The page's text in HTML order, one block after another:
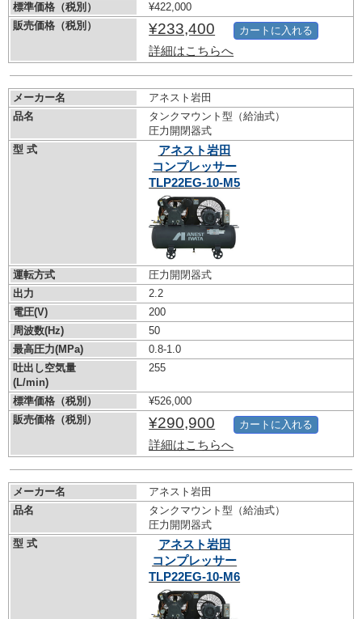
標準価格（税別）
¥422,000
販売価格（税別）
¥233,400
詳細はこちらへ
カートに入れる
メーカー名
アネスト岩田
品名
タンクマウント型（給油式）
圧力開閉器式
型 式
アネスト岩田
コンプレッサー
TLP22EG-10-M5
運転方式
圧力開閉器式
出力
2.2
電圧(V)
200
周波数(Hz)
50
最高圧力(MPa)
0.8-1.0
吐出し空気量
(L/min)
255
標準価格（税別）
¥526,000
販売価格（税別）
¥290,900
詳細はこちらへ
カートに入れる
メーカー名
アネスト岩田
品名
タンクマウント型（給油式）
圧力開閉器式
型 式
アネスト岩田
コンプレッサー
TLP22EG-10-M6